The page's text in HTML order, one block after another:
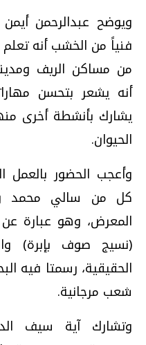
فنياً من الخشب أنه
من مساكن الريف
أنه يشعر بتحسن
يشارك بأنشطة أخرى
الحيوان.
وأعجب الحضور بالعمل
كل من سالي محمد
المعرض، وهو عبارة
(نسيج صوف بإبرة)
الحقيقية، رسمتا فيه
شعب مرجانية.
وتشارك آية سيف